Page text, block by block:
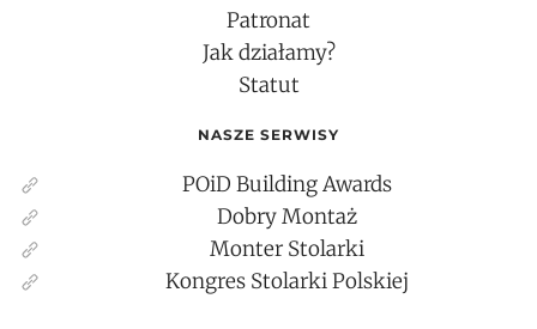
Patronat
Jak działamy?
Statut
NASZE SERWISY
POiD Building Awards
Dobry Montaż
Monter Stolarki
Kongres Stolarki Polskiej